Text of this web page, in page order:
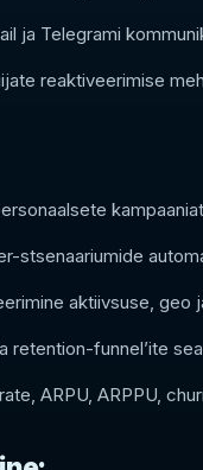
ja Telegrami
reaktiveerimise
stsenaariumide
aktiivsuse, geo
retention-funnel’ite
ARPU, ARPPU,